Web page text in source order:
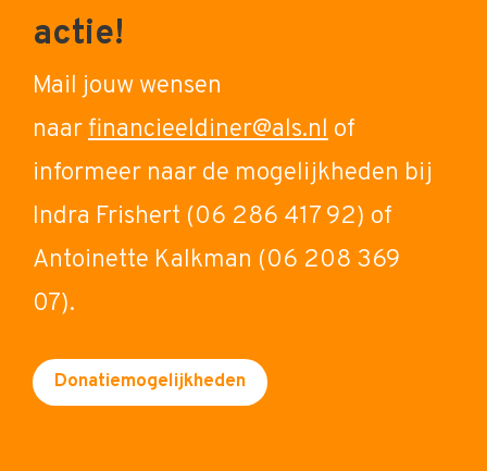
actie!
Mail jouw wensen
naarfinancieeldiner@als.nl of
informeer naar de mogelijkheden bij
Indra Frishert (06 286 417 92) of
Antoinette Kalkman (06 208 369
07).
Donatiemogelijkheden